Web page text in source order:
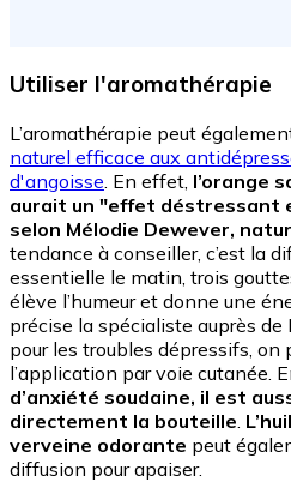
Utiliser l'aromathérapie
L’aromathérapie peut
naturel efficace aux
d'angoisse . En effet, l’orange
aurait un "effet déstressant
selon Mélodie Dewever,
tendance à conseiller, c’est la
essentielle le matin, trois
élève l’humeur et donne une
précise la spécialiste auprès de
pour les troubles dépressifs, on
l’application par voie cutanée.
d’anxiété soudaine, il est
directement la bouteille
verveine odorante peut
diffusion pour apaiser.